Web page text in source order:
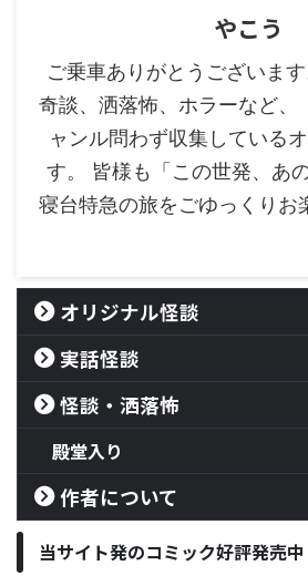
やこう
ご乗車ありがとうございま
奇談、洒落怖、ホラーなど、
ャンル問わず収集している
す。 皆様も「この世発、あ
寝台特急の旅をごゆっくりお
オリジナル怪談
実話怪談
怪談・洒落怖
殿堂入り
作者について
当サイト発のコミック好評発売中